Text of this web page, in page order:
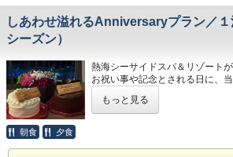
◆その他の税
入湯税150円、宿泊税200円が別
・満車の場合は、お客様ご自身
ご利用ください。
・ご宿泊料金以外に150円（入
掛かります。
・15:00～24:00（最終入場
◆エステ・岩盤浴・貸切露天風呂
事前予約制でございます。
詳細につきましては＜0557-82-
ださい。
※30台と限りがあり先着順のお
＊３歳未満のお子様がいらっし
ください。
＊３名様以上のご宿泊は、ご就
◆お食事
レストランは、和・洋を中心と
ます。
しあわせ溢れるAnniversaryプラン／１
シーズン）
熱海シーサイドスパ＆リゾート
お祝い事や記念とされる日に、
そんな素敵な日に特別感に溢れ
う思いから、バルーンの装飾、
もっと見る
朝食 夕食